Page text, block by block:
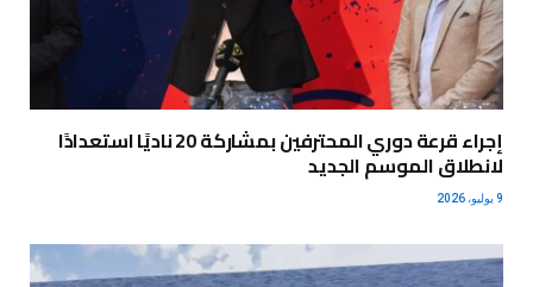
إجراء قرعة دوري المحترفين بمشاركة 20 ناديًا استعدادًا
لانطلاق الموسم الجديد
9 يوليو، 2026